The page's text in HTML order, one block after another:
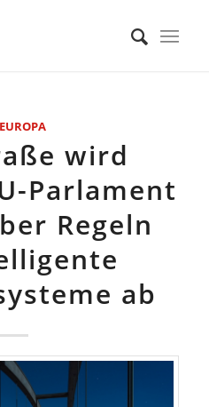
wird
Parlament
Regeln
ab